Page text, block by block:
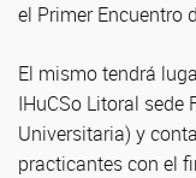
el Primer Encuentro
El mismo tendrá
IHuCSo Litoral sede
Universitaria) y
practicantes con el